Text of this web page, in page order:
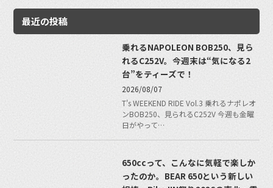
最近の投稿
乗れるNAPOLEON BOB250、見ら
れるC252V。今週末は“気になる2
台”をティーズで！
2026/08/07
T's WEEKEND RIDE Vol.3 乗れるナポレオ
ンBOB250、見られるC252V 今週も金曜
日がやって…
650ccって、こんなに気軽で楽しか
ったのか。BEAR 650という新しい